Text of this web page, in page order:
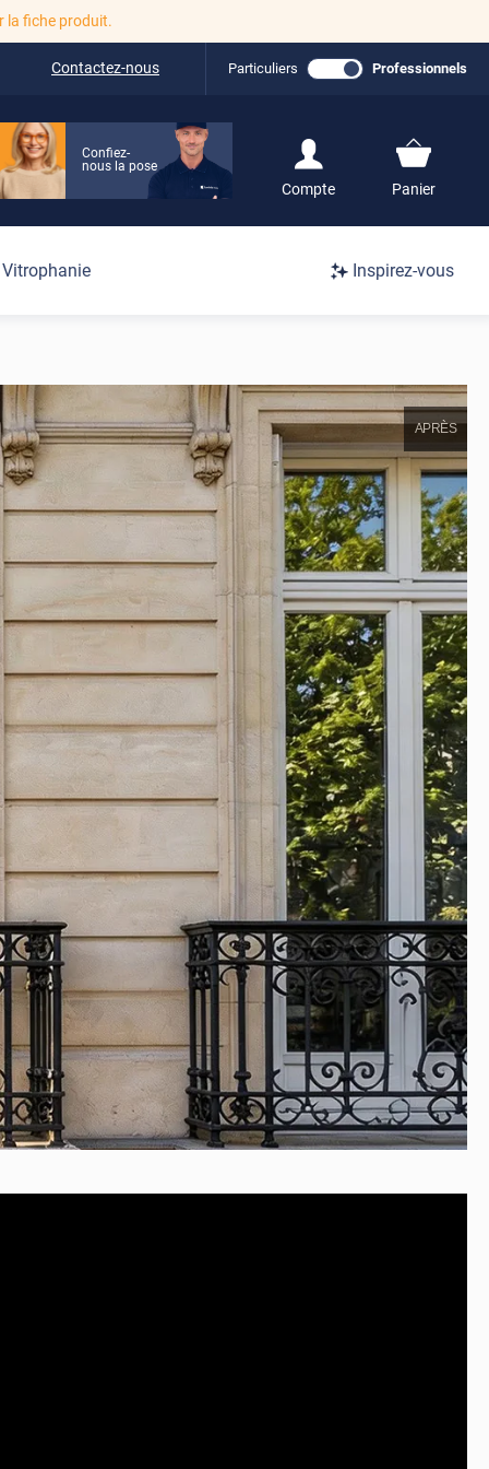
la fiche produit.
Contactez-nous Particuliers Professionnels
Confiez-
nous la pose
Compte
S'inscrire / Se
Panier
Vitrophanie Inspirez-vous
APRÈS